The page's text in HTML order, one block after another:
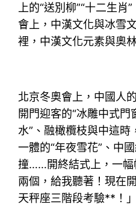
上的“送別柳”“十二生
會上，中漢文化與冰雪
裡，中漢文化元素與奧
北京冬奧會上，中國人
開門迎客的“冰雕中式門
水”、融橄欖枝與中這
一體的“年夜雪花”、中
撞……開終結式上，一幅
兩個，給我聽著！現在
天秤座三階段考驗**！